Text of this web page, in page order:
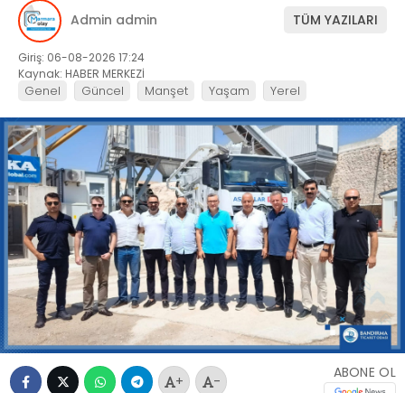
Admin admin TÜM YAZILARI
Giriş: 06-08-2026 17:24
Kaynak: HABER MERKEZİ
Genel Güncel Manşet Yaşam Yerel
+ -
ABONE OL